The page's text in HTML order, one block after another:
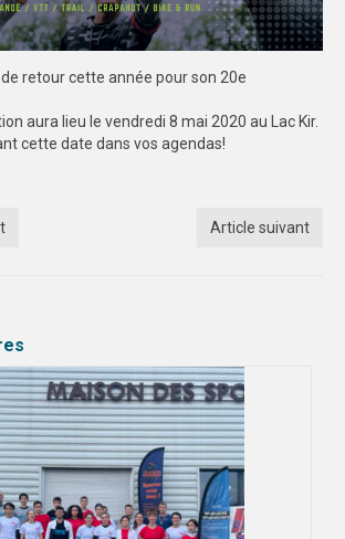
de retour cette année pour son 20e
aura lieu le vendredi 8 mai 2020 au Lac Kir.
cette date dans vos agendas!
Article suivant